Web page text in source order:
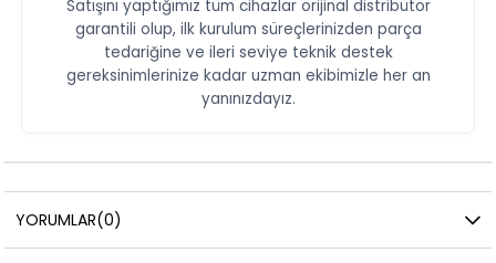
Satışını yaptığımız tüm cihazlar orijinal distribütör
garantili olup, ilk kurulum süreçlerinizden parça
tedariğine ve ileri seviye teknik destek
gereksinimlerinize kadar uzman ekibimizle her an
yanınızdayız.
YORUMLAR(0)